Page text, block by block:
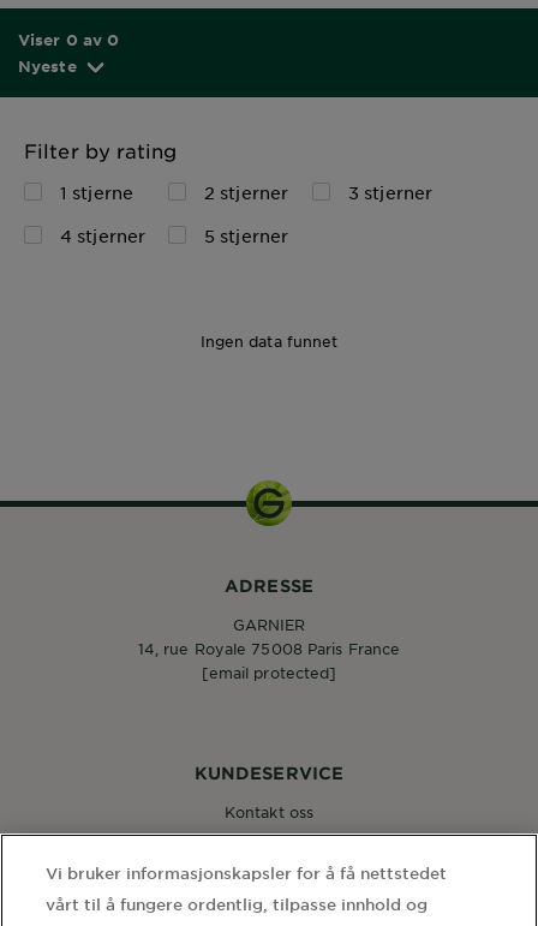
Viser 0 av 0
Nyeste
Filter by rating
1 stjerne 2 stjerner
3 stjerner
4 stjerner
5 stjerner
Ingen data funnet
KUNDESERVICE
Kontakt oss
FØLG OSS
ADRESSE
GARNIER
14, rue Royale 75008 Paris France
[email protected]
Vi bruker informasjonskapsler for å få nettstedet
vårt til å fungere ordentlig, tilpasse innhold og